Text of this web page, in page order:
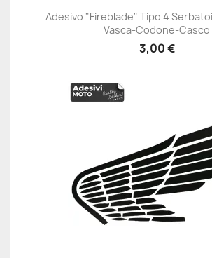
Adesivo "Fireblade" Tipo 4
Vasca-Codone-Casco
3,00 €